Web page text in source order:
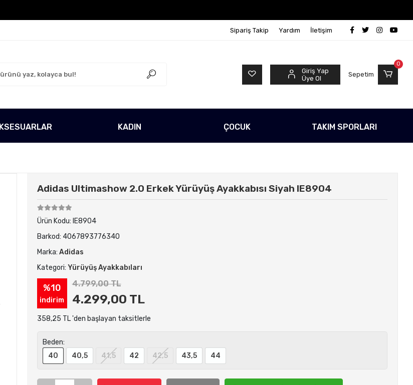
Sipariş Takip Yardım İletişim
Giriş Yap
Üye Ol
Sepetim
0
KADIN ÇOCUK TAKIM SPORLARI
Adidas Ultimashow 2.0 Erkek Yürüyüş Ayakkabısı Siyah IE8904
Ürün Kodu: IE8904
Barkod: 4067893776340
Marka: Adidas
Kategori: Yürüyüş Ayakkabıları
%10
indirim
4.799,00 TL
4.299,00 TL
358,25 TL 'den başlayan taksitlerle
Beden:
40
40,5 41,5 42 42,5 43,5 44